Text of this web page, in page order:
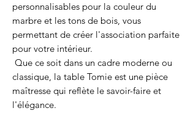
personnalisables pour la couleur du
marbre et les tons de bois, vous
permettant de créer l'association parfaite
pour votre intérieur.
Que ce soit dans un cadre moderne ou
classique, la table Tomie est une pièce
maîtresse qui reflète le savoir-faire et
l'élégance.